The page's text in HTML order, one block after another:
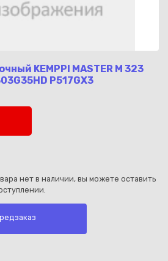
Каз
KEMPPI MASTER M 323
P517GX3
нет в наличии, вы можете оставить